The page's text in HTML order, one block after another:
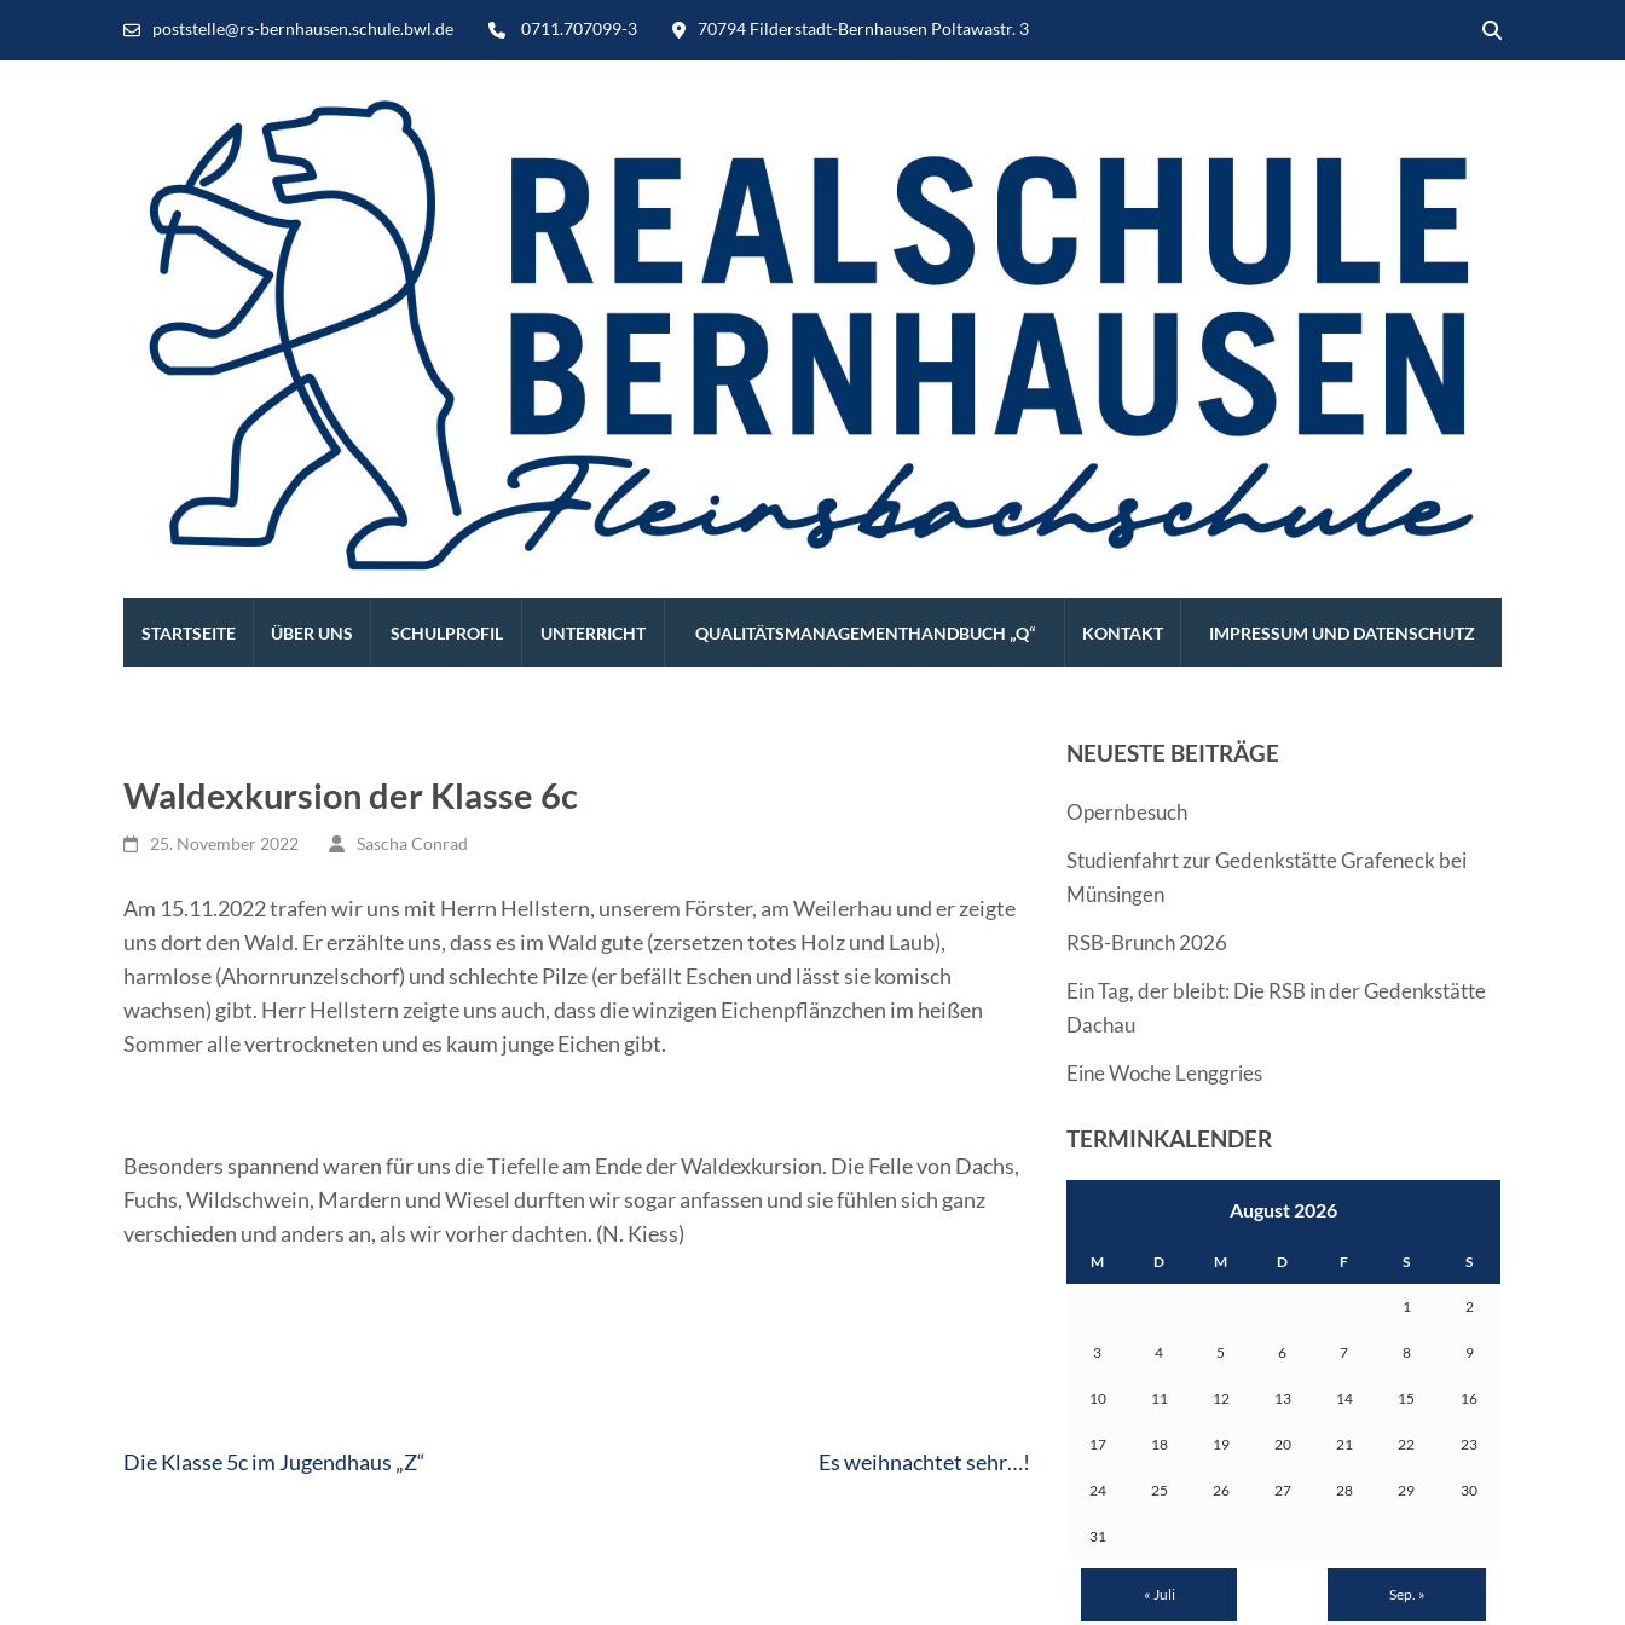
poststelle@rs-bernhausen.schule.bwl.de 0711.707099-3 70794 Filderstadt-Bernhausen Poltawastr. 3
Die REALSCHULE. Eine leistungsstarke Schulart.
STARTSEITE ÜBER UNS SCHULPROFIL UNTERRICHT QUALITÄTSMANAGEMENTHANDBUCH „Q“ KONTAKT IMPRESSUM UND DATENSCHUTZ
Waldexkursion der Klasse 6c
25. November 2022 Sascha Conrad
Am 15.11.2022 trafen wir uns mit Herrn Hellstern, unserem Förster, am Weilerhau und er zeigte
uns dort den Wald. Er erzählte uns, dass es im Wald gute (zersetzen totes Holz und Laub),
harmlose (Ahornrunzelschorf) und schlechte Pilze (er befällt Eschen und lässt sie komisch
wachsen) gibt. Herr Hellstern zeigte uns auch, dass die winzigen Eichenpflänzchen im heißen
Sommer alle vertrockneten und es kaum junge Eichen gibt.
Besonders spannend waren für uns die Tiefelle am Ende der Waldexkursion. Die Felle von Dachs,
Fuchs, Wildschwein, Mardern und Wiesel durften wir sogar anfassen und sie fühlen sich ganz
verschieden und anders an, als wir vorher dachten. (N. Kiess)
Beitragsnavigation
Die Klasse 5c im Jugendhaus „Z“ Es weihnachtet sehr…!
NEUESTE BEITRÄGE
Opernbesuch
Studienfahrt zur Gedenkstätte Grafeneck bei
Münsingen
RSB-Brunch 2026
Ein Tag, der bleibt: Die RSB in der Gedenkstätte
Dachau
Eine Woche Lenggries
TERMINKALENDER
August 2026
M D M D F S S
1 2
3 4 5 6 7 8 9
10 11 12 13 14 15 16
17 18 19 20 21 22 23
24 25 26 27 28 29 30
31
« Juli Sep. »